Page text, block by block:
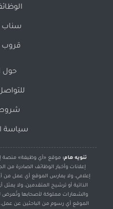
سناب
قروب
حول
شروط
سياسة
تنويه هام: موقع «أي وظيفة» منصة
إعلانات وأخبار الوظائف الصادرة
إعلامي، ولا يمارس الموقع أي عمل
الذاتية أو ترشيح المتقدمين، ولا
والشعارات مملوكة لأصحابها وتُعرض
الموقع أي رسوم من الباحثين عن عمل،